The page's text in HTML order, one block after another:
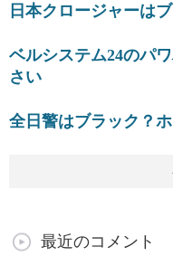
日本クロージャーは
ベルシステム24のパ
さい
全日警はブラック？
最近のコメント